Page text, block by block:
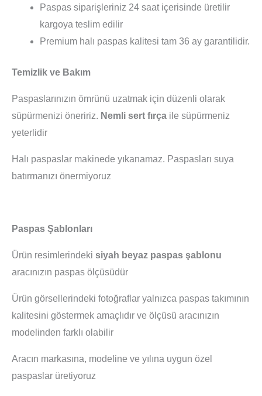
Paspas siparişleriniz 24 saat içerisinde üretilir
kargoya teslim edilir
Premium halı paspas kalitesi tam 36 ay garantilidir.
Temizlik ve Bakım
Paspaslarınızın ömrünü uzatmak için düzenli olarak
süpürmenizi öneririz. Nemli sert fırça ile süpürmeniz
yeterlidir
Halı paspaslar makinede yıkanamaz. Paspasları suya
batırmanızı önermiyoruz
Paspas Şablonları
Ürün resimlerindeki siyah beyaz paspas şablonu
aracınızın paspas ölçüsüdür
Ürün görsellerindeki fotoğraflar yalnızca paspas takımının
kalitesini göstermek amaçlıdır ve ölçüsü aracınızın
modelinden farklı olabilir
Aracın markasına, modeline ve yılına uygun özel
paspaslar üretiyoruz